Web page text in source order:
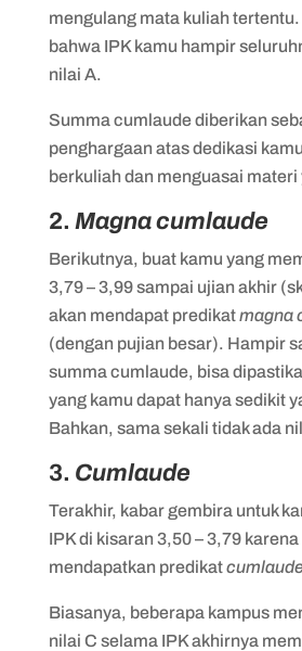
mengulang mata kuliah
bahwa IPK kamu hampir
nilai A.
Summa cumlaude diberikan
penghargaan atas dedikasi
berkuliah dan menguasai
2. Magna cumlaude
Berikutnya, buat kamu yang
3,79 – 3,99 sampai ujian akhir
akan mendapat predikatmagna
(dengan pujian besar). Hampir
summa cumlaude, bisa
yang kamu dapat hanya sedikit
Bahkan, sama sekali tidak ada
3. Cumlaude
Terakhir, kabar gembira untuk
IPK di kisaran 3,50 – 3,79
mendapatkan predikat
Biasanya, beberapa kampus
nilai C selama IPK akhirnya